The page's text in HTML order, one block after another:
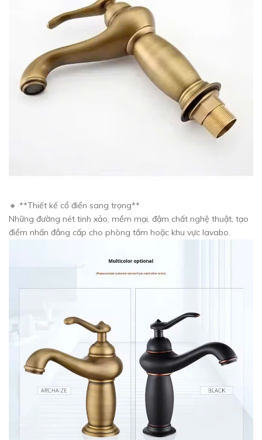
🔸 **Thiết kế cổ điển sang trọng**
Những đường nét tinh xảo, mềm mại, đậm chất nghệ thuật, tạo
điểm nhấn đẳng cấp cho phòng tắm hoặc khu vực lavabo.